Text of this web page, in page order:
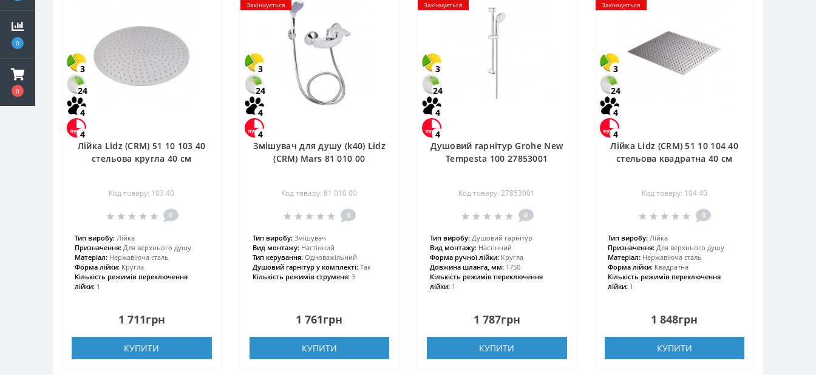
0
0
3
24
4
4
Лійка Lidz (CRM) 51 10 103 40
стельова кругла 40 см
Код товару: 103 40
0
Тип виробу: Лійка
Призначення: Для верхнього душу
Матеріал: Нержавіюча сталь
Форма лійки: Кругла
Кількість режимів переключення
лійки: 1
1 711грн
КУПИТИ
Закінчується
3
24
4
4
Змішувач для душу (k40) Lidz
(CRM) Mars 81 010 00
Код товару: 81 010 00
0
Тип виробу: Змішувач
Вид монтажу: Настінний
Тип керування: Одноважільний
Душовий гарнітур у комплекті: Так
Кількість режимів струменя: 3
1 761грн
КУПИТИ
Закінчується
3
24
4
4
Душовий гарнітур Grohe New
Tempesta 100 27853001
Код товару: 27853001
0
Тип виробу: Душовий гарнітур
Вид монтажу: Настінний
Форма ручної лійки: Кругла
Довжина шланга, мм: 1750
Кількість режимів переключення
лійки: 1
1 787грн
КУПИТИ
Закінчується
3
24
4
4
Лійка Lidz (CRM) 51 10 104 40
стельова квадратна 40 см
Код товару: 104 40
0
Тип виробу: Лійка
Призначення: Для верхнього душу
Матеріал: Нержавіюча сталь
Форма лійки: Квадратна
Кількість режимів переключення
лійки: 1
1 848грн
КУПИТИ